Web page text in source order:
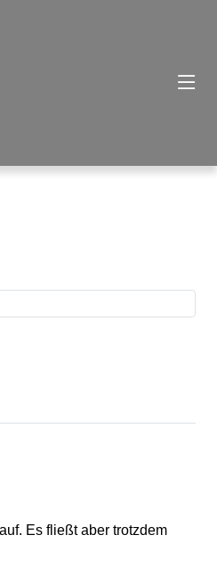
Es fließt aber trotzdem